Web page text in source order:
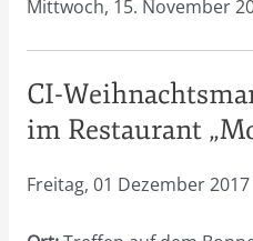
Mittwoch, 15. November
CI-
im Restaurant
Freitag, 01 Dezember 2017